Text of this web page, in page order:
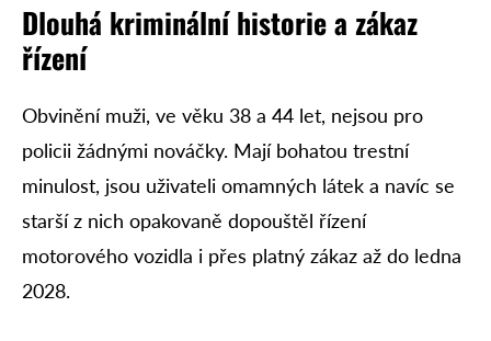
Dlouhá kriminální historie a zákaz
řízení
Obvinění muži, ve věku 38 a 44 let, nejsou pro
policii žádnými nováčky. Mají bohatou trestní
minulost, jsou uživateli omamných látek a navíc se
starší z nich opakovaně dopouštěl řízení
motorového vozidla i přes platný zákaz až do ledna
2028.